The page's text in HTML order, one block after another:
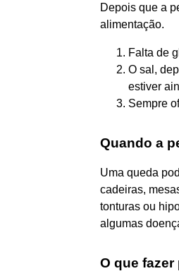
Depois que a
alimentação.
Falta de
O sal,
estiver
Sempre
Quando a
Uma queda
cadeiras,
tonturas ou
algumas
O que